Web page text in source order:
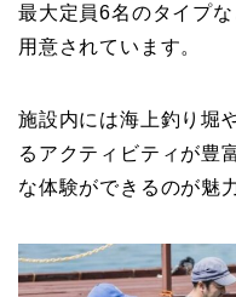
最大定員6名のタイプ
用意されています。
施設内には海上釣り堀
るアクティビティが豊
な体験ができるのが魅